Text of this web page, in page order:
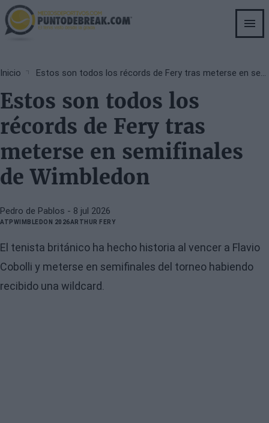
Skip
to
main
Breadcrumb
Inicio
Estos son todos los
récords de Fery tras
meterse en semifinales
de Wimbledon
Pedro de Pablos - 8 jul 2026
ATPWIMBLEDON 2026ARTHUR FERY
El tenista británico ha hecho historia al vencer a Flavio
Cobolli y meterse en semifinales del torneo habiendo
recibido una wildcard.